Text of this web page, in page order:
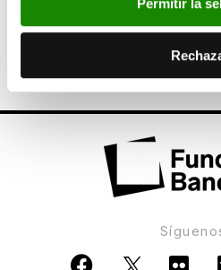
culturas en la